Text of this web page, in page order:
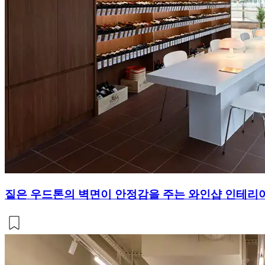
짙은 우드톤의 벽면이 안정감을 주는 와인샵 인테리